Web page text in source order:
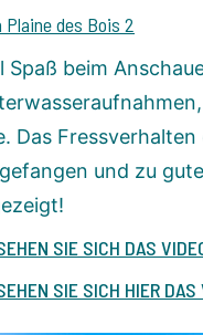
Plaine des Bois 2
Spaß beim
Das
und zu
SIE SICH DAS
SIE SICH HIER